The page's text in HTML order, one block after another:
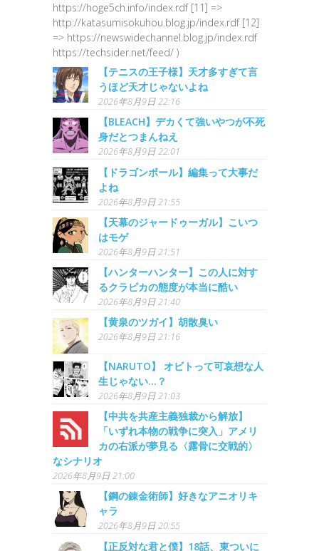
https://hoge5ch.info/index.rdf [11] =>
http://katasumisokuhou.blog.jp/index.rdf [12]
=> https://newswidechannel.blog.jp/index.rdf
https://techsider.net/feed/ )
【テニスの王子様】天才多すぎて言
うほど天才じゃないよね
2026年8月9日 22:16
【BLEACH】デカくて強いやつが不死
身だとつまんねえ
2026年8月9日 22:01
【ドラゴンボール】編集って大事だ
よね
2026年8月9日 21:55
【天幕のジャードゥーガル】こいつ
はモゲ
2026年8月9日 21:51
【ハンターハンター】この人に対す
るクラピカの態度が本当に酷い
2026年8月9日 21:40
【黄泉のツガイ】胡散臭い
2026年8月9日 21:16
【NARUTO】 オビトって可哀想な人
生じゃない…？
2026年8月9日 21:03
【中共を共産主義独裁から解放】
「いずれ本物の戦争に突入」アメリ
カの右派が夢見る〈露骨に交戦的〉
なシナリオ
2026年8月9日 21:00
【鋼の錬金術師】好きなアニオリキ
ャラ
2026年8月9日 20:55
【正反対な君と僕】18話、東ついに